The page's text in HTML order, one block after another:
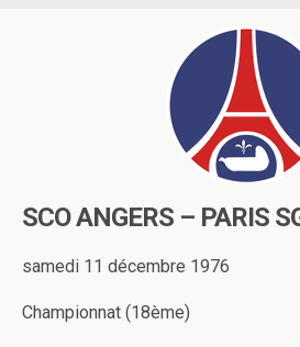
SCO ANGERS – PARIS
samedi 11 décembre 1976
Championnat (18ème)